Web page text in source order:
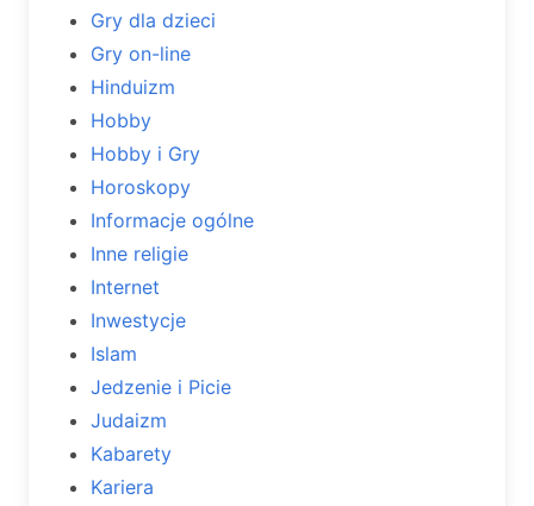
Gry dla dzieci
Gry on-line
Hinduizm
Hobby
Hobby i Gry
Horoskopy
Informacje ogólne
Inne religie
Internet
Inwestycje
Islam
Jedzenie i Picie
Judaizm
Kabarety
Kariera